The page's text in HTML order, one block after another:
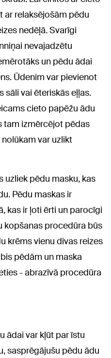
ar relaksējošām pēdu
nedēļā. Svarīgi
nevajadzētu
un pēdu ādai
Ūdenim var pievienot
sāli vai ēteriskās eļļas.
cieto papēžu ādu
tam izmērcējot pēdas
var uzlikt
uzliek pēdu masku, kas
Pēdu maskas ir
kas ir ļoti ērti un parocīgi
kopšanas procedūra būs
krēms vienu divas reizes
pēdām un maska
- abrazīvā procedūra
ādai var kļūt par īstu
sasprēgājušu pēdu ādu